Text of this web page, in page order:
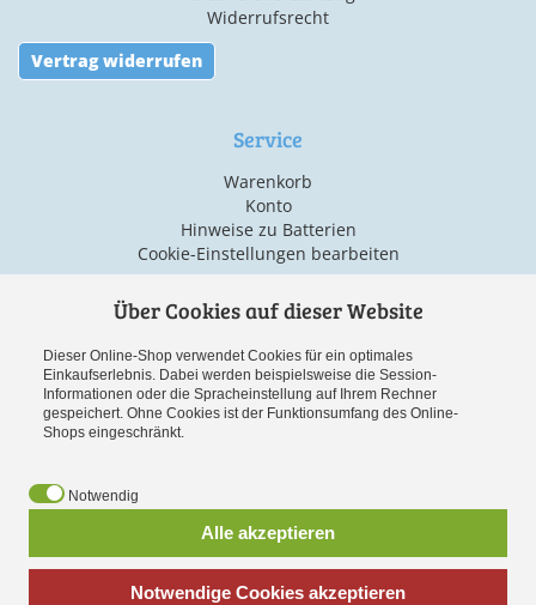
Widerrufsrecht
Vertrag widerrufen
Service
Warenkorb
Konto
Hinweise zu Batterien
Cookie-Einstellungen bearbeiten
Vorauskasse
Über Cookies auf dieser Website
Dieser Online-Shop verwendet Cookies für ein optimales
Einkaufserlebnis. Dabei werden beispielsweise die Session-
Informationen oder die Spracheinstellung auf Ihrem Rechner
gespeichert. Ohne Cookies ist der Funktionsumfang des Online-
Shops eingeschränkt.
Notwendig
Alle akzeptieren
Notwendige Cookies akzeptieren